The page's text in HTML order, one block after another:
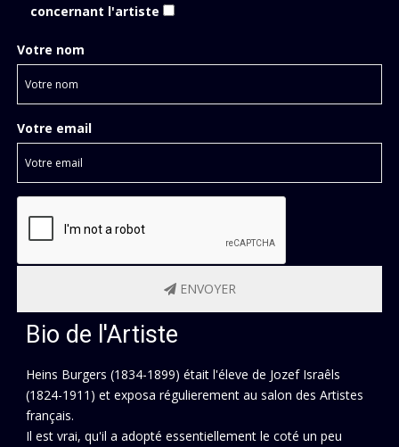
concernant l'artiste
Votre nom
Votre email
ENVOYER
Bio de l'Artiste
Heins Burgers (1834-1899) était l'éleve de Jozef Israêls
(1824-1911) et exposa régulierement au salon des Artistes
français.
Il est vrai, qu'il a adopté essentiellement le coté un peu